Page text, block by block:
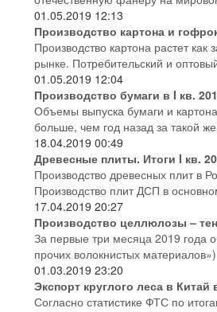
01.05.2019 12:13
Производство картона и
Производство картона растет
рынке. Потребительский и
01.05.2019 12:04
Производство бумаги в I кв.
Объемы выпуска бумаги и
больше, чем год назад за такой
18.04.2019 00:49
Древесные плиты. Итоги I кв.
Производство древесных плит в
Производство плит ДСП в
17.04.2019 20:27
Производство целлюлозы –
За первые три месяца 2019 года
прочих волокнистых
01.03.2019 23:20
Экспорт круглого леса в Китай
Согласно статистике ФТС по